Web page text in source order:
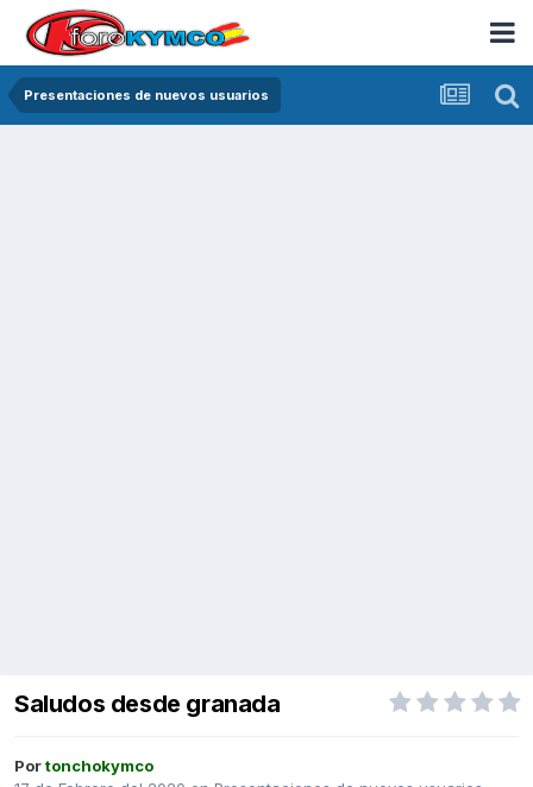
Presentaciones de nuevos usuarios
Saludos desde granada
Portonchokymco